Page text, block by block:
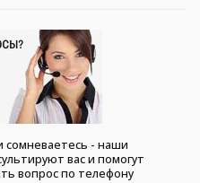
сомневаетесь - наши
вас и помогут
вопрос по телефону